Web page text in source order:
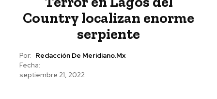
Country localizan enorme
serpiente
Por: Redacción De Meridiano.mx
Fecha:
septiembre 21, 2022